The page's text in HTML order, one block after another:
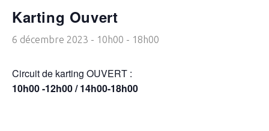
Karting Ouvert
6 décembre 2023 - 10h00 - 18h00
Circuit de karting OUVERT :
10h00 -12h00 / 14h00-18h00